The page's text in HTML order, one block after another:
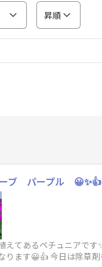
昇順
ブ パープル 😀✨👍
えてあるペチュニアで
ります😀👍 今日は除草